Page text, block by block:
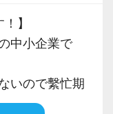
人には向いて
いと思い、渋
間によって金
補助制度」
】
中小企業で
いので繫忙期